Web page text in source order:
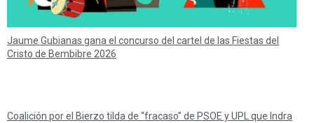
Jaume Gubianas gana el concurso del cartel de las Fiestas del
Cristo de Bembibre 2026
Coalición por el Bierzo tilda de “fracaso” de PSOE y UPL que Indra